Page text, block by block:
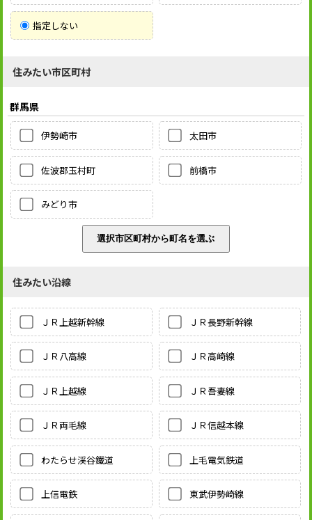
指定しない
住みたい市区町村
群馬県
伊勢崎市 太田市
佐波郡玉村町 前橋市
みどり市
住みたい沿線
ＪＲ上越新幹線 ＪＲ長野新幹線
ＪＲ八高線 ＪＲ高崎線
ＪＲ上越線 ＪＲ吾妻線
ＪＲ両毛線 ＪＲ信越本線
わたらせ渓谷鐵道 上毛電気鉄道
上信電鉄 東武伊勢崎線